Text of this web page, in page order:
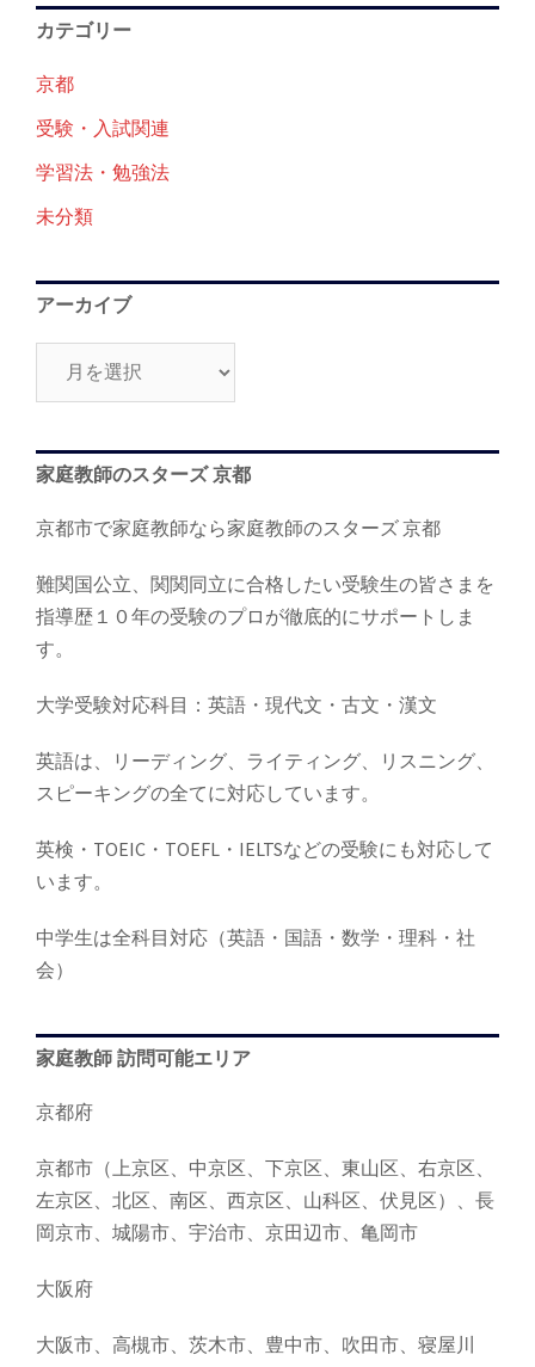
カテゴリー
京都
受験・入試関連
学習法・勉強法
未分類
アーカイブ
イ
ブ
家庭教師のスターズ 京都
京都市で家庭教師なら家庭教師のスターズ 京都
難関国公立、関関同立に合格したい受験生の皆さまを
指導歴１０年の受験のプロが徹底的にサポートしま
す。
大学受験対応科目：英語・現代文・古文・漢文
英語は、リーディング、ライティング、リスニング、
スピーキングの全てに対応しています。
英検・TOEIC・TOEFL・IELTSなどの受験にも対応して
います。
中学生は全科目対応（英語・国語・数学・理科・社
会）
家庭教師 訪問可能エリア
京都府
京都市（上京区、中京区、下京区、東山区、右京区、
左京区、北区、南区、西京区、山科区、伏見区）、長
岡京市、城陽市、宇治市、京田辺市、亀岡市
大阪府
大阪市、高槻市、茨木市、豊中市、吹田市、寝屋川